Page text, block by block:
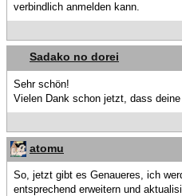
verbindlich anmelden kann.
Sadako no dorei
Sehr schön!
Vielen Dank schon jetzt, dass
atomu
So, jetzt gibt es Genaueres, ich
entsprechend erweitern und